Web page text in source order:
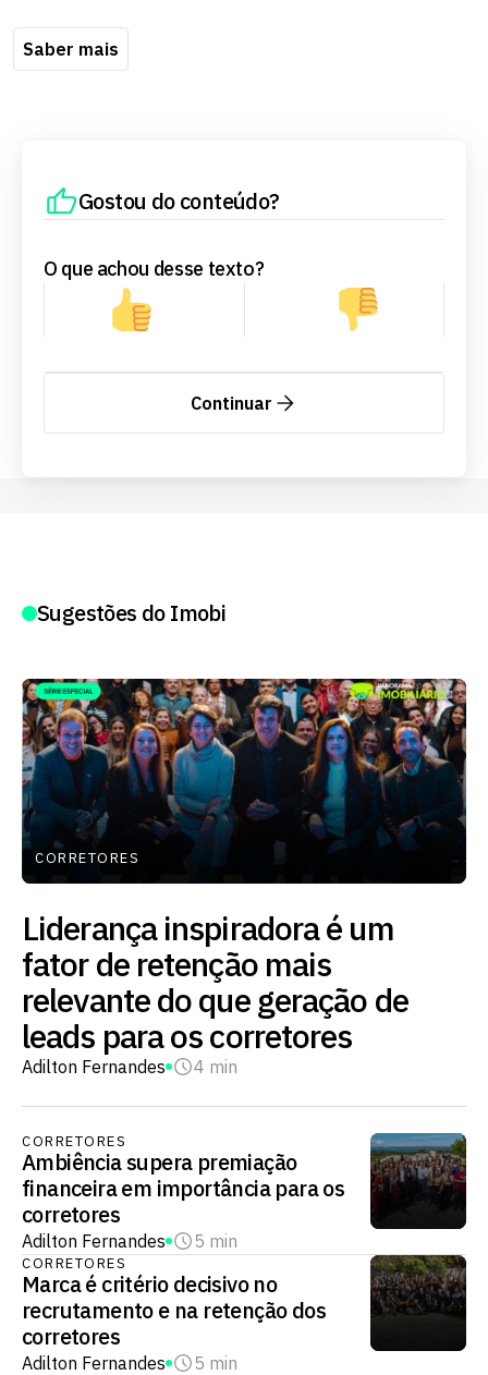
Saber mais
Gostou do conteúdo?
O que achou desse texto?
Continuar
Sugestões do Imobi
CORRETORES
Liderança inspiradora é um
fator de retenção mais
relevante do que geração de
leads para os corretores
Adilton Fernandes 4 min
CORRETORES
Ambiência supera premiação
financeira em importância para os
corretores
Adilton Fernandes 5 min
CORRETORES
Marca é critério decisivo no
recrutamento e na retenção dos
corretores
Adilton Fernandes 5 min